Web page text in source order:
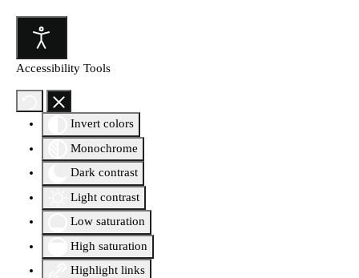
Accessibility Tools
Invert colors
Monochrome
Dark contrast
Light contrast
Low saturation
High saturation
Highlight links